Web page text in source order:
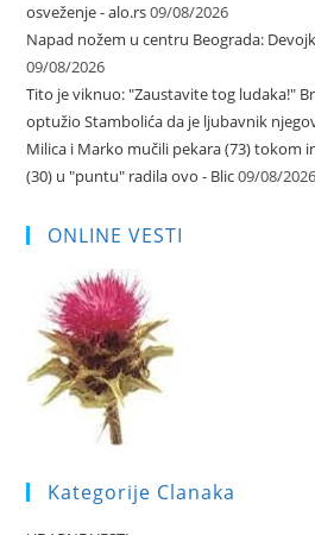
osveženje - alo.rs09/08/2026
Napad nožem u centru Beograda:
09/08/2026
Tito je viknuo: "Zaustavite tog ludaka!"
optužio Stambolića da je ljubavnik
Milica i Marko mučili pekara (73) tokom
(30) u "puntu" radila ovo - Blic09/08/2026
ONLINE VESTI
Kategorije Clanaka